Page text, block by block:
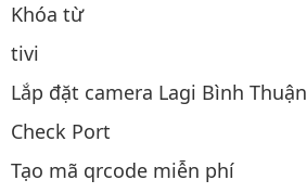
Khóa từ
tivi
Lắp đặt camera Lagi Bình Thuận
Check Port
Tạo mã qrcode miễn phí